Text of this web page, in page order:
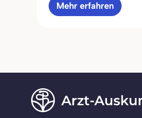
Mehr erfahren